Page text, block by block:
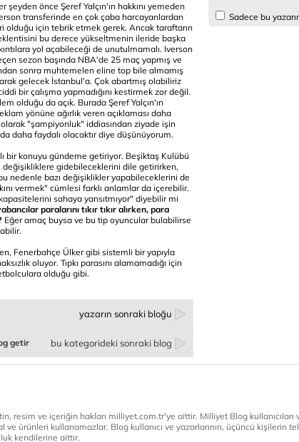
şeyden önce Şeref Yalçın'ın hakkını yemeden
transferinde en çok çaba harcayanlardan
olduğu için tebrik etmek gerek. Ancak taraftarın
bu derece yükseltmenin ileride başka
yol açabileceği de unutulmamalı. Iverson
sezon başında NBA'de 25 maç yapmış ve
sonra muhtemelen eline top bile almamış
gelecek İstanbul'a. Çok abartmış olabiliriz
bir çalışma yapmadığını kestirmek zor değil.
olduğu da açık. Burada Şeref Yalçın'ın
yönüne ağırlık veren açıklaması daha
"şampiyonluk" iddiasından ziyade işin
daha faydalı olacaktır diye düşünüyorum.
bir konuyu gündeme getiriyor. Beşiktaş Kulübü
değişikliklere gidebileceklerini dile getirirken,
nedenle bazı değişiklikler yapabileceklerini de
vermek" cümlesi farklı anlamlar da içerebilir.
sahaya yansıtmıyor" diyebilir mi
paralarını tıkır tıkır alırken, para
Eğer amaç buysa ve bu tip oyuncular bulabilirse
Fenerbahçe Ülker gibi sistemli bir yapıyla
oluyor. Tıpkı parasını alamamadığı için
olduğu gibi.
yazarın sonraki bloğu
bu kategorideki sonraki blog
getir
Sadece bu
resim ve içeriğin hakları milliyet.com.tr'ye aittir. Milliyet Blog
ürünleri kullanamazlar. Blog kullanıcı ve yazarlarının, üçüncü kişilerin
kendilerine aittir.